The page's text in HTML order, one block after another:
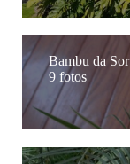
Bambu da
9 fotos